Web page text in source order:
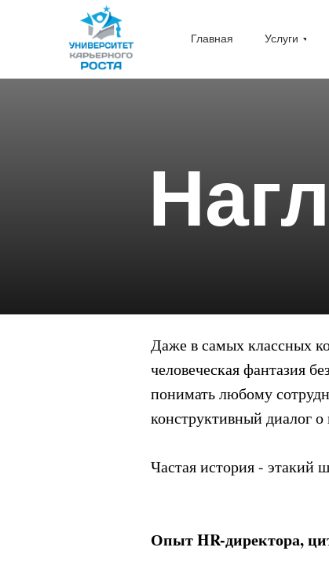
Главная Услуги
Даже в самых классных
человеческая фантазия
понимать любому
конструктивный диалог
Частая история - этакий
Опыт HR-директора,